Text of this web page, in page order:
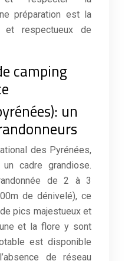
préparation est la
et respectueux de
camping
un
des Pyrénées,
cadre grandiose.
de 2 à 3
de dénivelé), ce
pics majestueux et
et la flore y sont
est disponible
de réseau